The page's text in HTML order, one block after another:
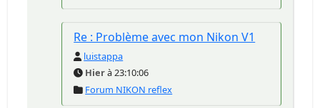
Re : Problème avec mon Nikon V1
luistappa
Hierà 23:10:06
Forum NIKON reflex